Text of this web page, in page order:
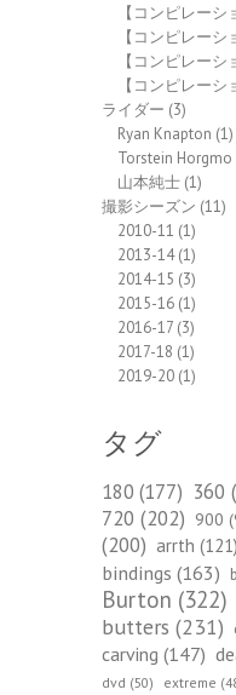
【コンピレー
【コンピレー
【コンピレー
【コンピレー
ライダー (3)
Ryan Knapton (1)
Torstein Horgmo
山本純士 (1)
撮影シーズン (11)
2010-11 (1)
2013-14(1)
2014-15 (3)
2015-16 (1)
2016-17 (3)
2017-18 (1)
2019-20 (1)
タグ
180 (177) 360
720 (202) 900
(200) arrth (121)
bindings (163)
Burton (322)
butters (231)
carving (147)
dvd (50) extreme